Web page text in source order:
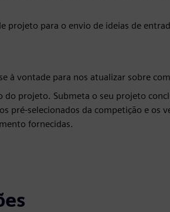
projeto para o envio de ideias de
à vontade para nos atualizar sobre
do projeto. Submeta o seu projeto
pré-selecionados da competição e os
fornecidas.